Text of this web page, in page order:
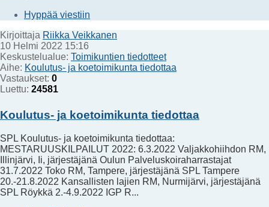
Hyppää viestiin
Kirjoittaja Riikka Veikkanen
10 Helmi 2022 15:16
Keskustelualue: Toimikuntien tiedotteet
Aihe: Koulutus- ja koetoimikunta tiedottaa
Vastaukset: 0
Luettu: 24581
Koulutus- ja koetoimikunta tiedottaa
SPL Koulutus- ja koetoimikunta tiedottaa:
MESTARUUSKILPAILUT 2022: 6.3.2022 Valjakkohiihdon RM,
Illinjärvi, Ii, järjestäjänä Oulun Palveluskoiraharrastajat
31.7.2022 Toko RM, Tampere, järjestäjänä SPL Tampere
20.-21.8.2022 Kansallisten lajien RM, Nurmijärvi, järjestäjänä
SPL Röykkä 2.-4.9.2022 IGP R...